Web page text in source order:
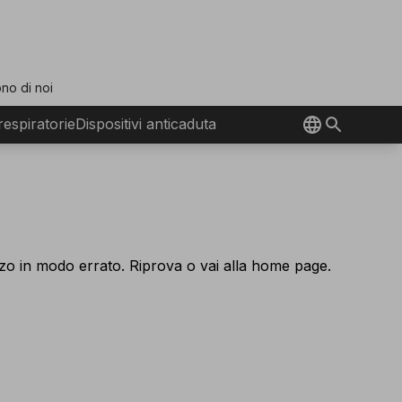
di noi
Dispositivi anticaduta
in modo errato. Riprova o vai alla home page.